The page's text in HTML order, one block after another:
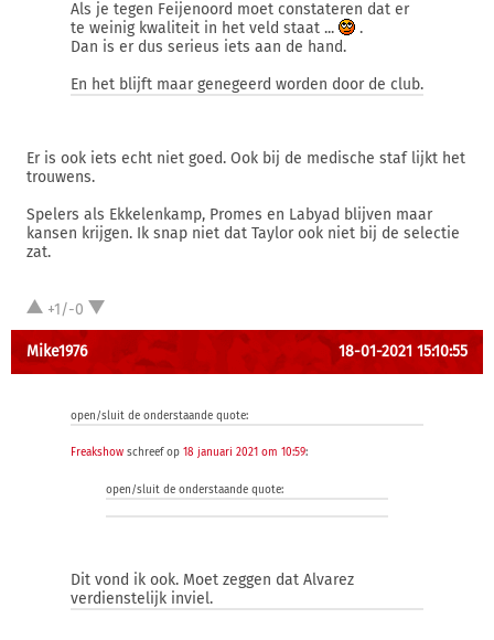
Als je tegen Feijenoord moet constateren dat er
te weinig kwaliteit in het veld staat ...
.
Dan is er dus serieus iets aan de hand.
En het blijft maar genegeerd worden door de club.
Er is ook iets echt niet goed. Ook bij de medische staf lijkt het
trouwens.
Spelers als Ekkelenkamp, Promes en Labyad blijven maar
kansen krijgen. Ik snap niet dat Taylor ook niet bij de selectie
zat.
+1/-0
Mike1976 18-01-2021 15:10:55
open/sluit de onderstaande quote:
Freakshow schreef op 18 januari 2021 om 10:59:
open/sluit de onderstaande quote:
Dit vond ik ook. Moet zeggen dat Alvarez
verdienstelijk inviel.